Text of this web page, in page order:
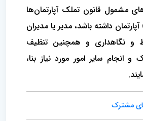
مشمول قانون تملک آپارتمان‌ها
بیش از ده (10) آپارتمان داشته باشد، مدیر یا مدیران
و نگاهداری و همچنین تنظیف
سایر امور مورد نیاز بنا،
مشترک‌